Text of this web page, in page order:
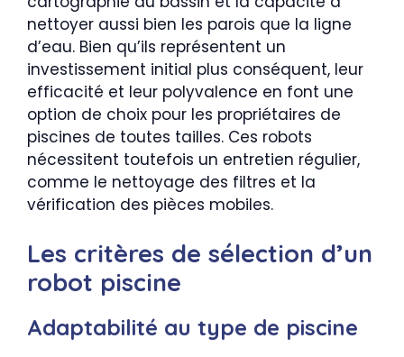
nettoyer aussi bien les parois que la ligne
d’eau. Bien qu’ils représentent un
investissement initial plus conséquent, leur
efficacité et leur polyvalence en font une
option de choix pour les propriétaires de
piscines de toutes tailles. Ces robots
nécessitent toutefois un entretien régulier,
comme le nettoyage des filtres et la
vérification des pièces mobiles.
Les critères de sélection d’un
robot piscine
Adaptabilité au type de piscine